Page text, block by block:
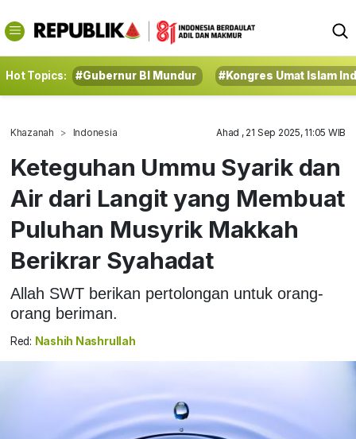
Hot Topics: #Gubernur BI Mundur #Kongres Umat Islam
Khazanah Indonesia Ahad , 21 Sep 2025, 11:05 WIB
Keteguhan Ummu Syarik dan
Air dari Langit yang Membuat
Puluhan Musyrik Makkah
Berikrar Syahadat
Allah SWT berikan pertolongan untuk orang-
orang beriman.
Red: Nashih Nashrullah